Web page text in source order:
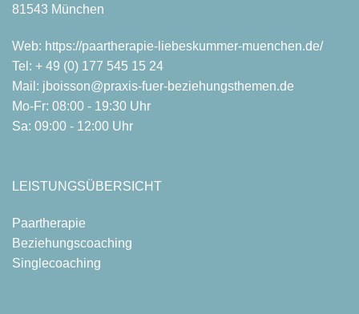
81543 München
Web: https://paartherapie-liebeskummer-muenchen.de/
Tel: + 49 (0) 177 545 15 24
Mail: jboisson@praxis-fuer-beziehungsthemen.de
Mo-Fr: 08:00 - 19:30 Uhr
Sa: 09:00 - 12:00 Uhr
LEISTUNGSÜBERSICHT
Paartherapie
Beziehungscoaching
Singlecoaching